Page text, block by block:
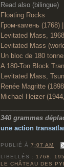
Read also (bilingue)
Floating Rocks
Гром-камень (1768)
Levitated Mass,
Levitated Mass
Un bloc de 180
A 180-Ton Block
Levitated Mass,
Renée Magritte
Michael Heizer (1944,
340 grammes
une action
PUBLIÉ À7:07 AM
LIBELLÉS : 1768
LE CHÂTEAU DES